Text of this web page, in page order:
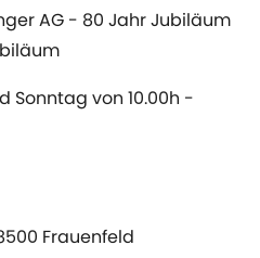
AG - 80 Jahr Jubiläum
Sonntag von 10.00h -
Frauenfeld